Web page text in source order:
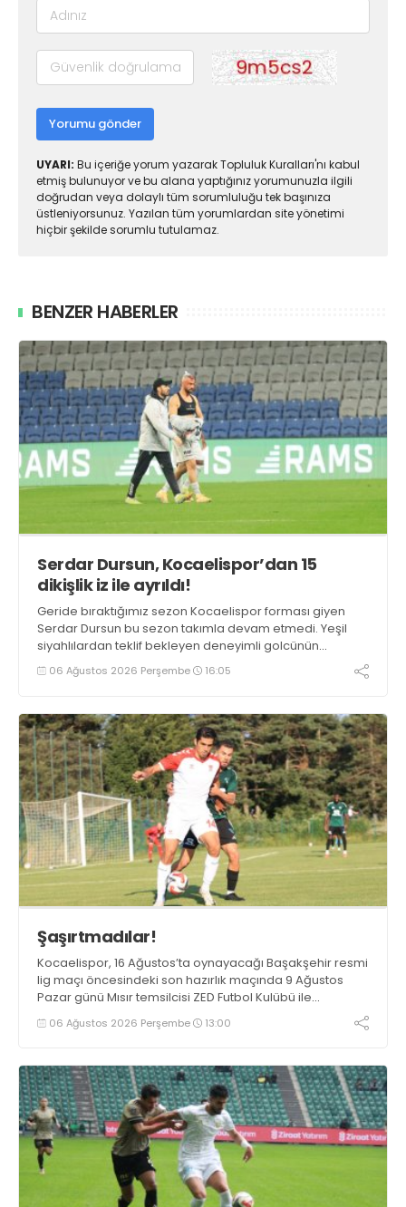
Yorumu gönder
UYARI: Bu içeriğe yorum yazarak Topluluk Kuralları'nı kabul
etmiş bulunuyor ve bu alana yaptığınız yorumunuzla ilgili
doğrudan veya dolaylı tüm sorumluluğu tek başınıza
üstleniyorsunuz. Yazılan tüm yorumlardan site yönetimi
hiçbir şekilde sorumlu tutulamaz.
BENZER HABERLER
Serdar Dursun, Kocaelispor’dan 15
dikişlik iz ile ayrıldı!
Geride bıraktığımız sezon Kocaelispor forması giyen
Serdar Dursun bu sezon takımla devam etmedi. Yeşil
siyahlılardan teklif bekleyen deneyimli golcünün
Gaziantep FK ile söz kesecek.
06 Ağustos 2026 Perşembe 16:05
Şaşırtmadılar!
Kocaelispor, 16 Ağustos’ta oynayacağı Başakşehir resmi
lig maçı öncesindeki son hazırlık maçında 9 Ağustos
Pazar günü Mısır temsilcisi ZED Futbol Kulübü ile
karşılaşacak.
06 Ağustos 2026 Perşembe 13:00